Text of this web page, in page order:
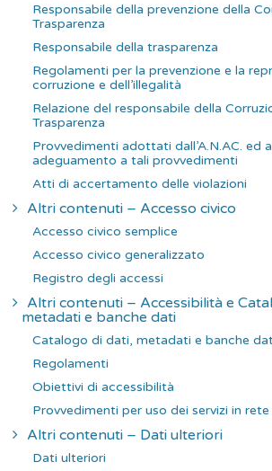
Responsabile della prevenzione della
Trasparenza
Responsabile della trasparenza
Regolamenti per la prevenzione e la
corruzione e dell’illegalità
Relazione del responsabile della
Trasparenza
Provvedimenti adottati dall’A.N.AC. ed
adeguamento a tali provvedimenti
Atti di accertamento delle violazioni
Altri contenuti – Accesso civico
Accesso civico semplice
Accesso civico generalizzato
Registro degli accessi
Altri contenuti – Accessibilità e
metadati e banche dati
Catalogo di dati, metadati e banche
Regolamenti
Obiettivi di accessibilità
Provvedimenti per uso dei servizi in rete
Altri contenuti – Dati ulteriori
Dati ulteriori